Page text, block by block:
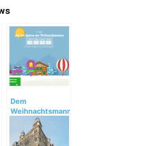
Dem
Weihnachtsmann
auf der Spur:
Rennen mit
Rudolph und